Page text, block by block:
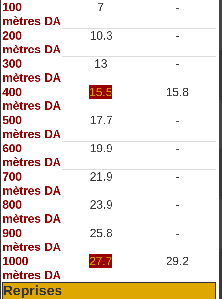
100
mètres DA
7 -
200
mètres DA
10.3 -
300
mètres DA
13 -
400
mètres DA
15.5 15.8
500
mètres DA
17.7 -
600
mètres DA
19.9 -
700
mètres DA
21.9 -
800
mètres DA
23.9 -
900
mètres DA
25.8 -
1000
mètres DA
27.7 29.2
Reprises